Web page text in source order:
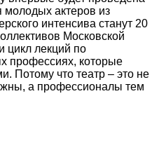
молодых актеров из
интенсива станут 20
Московской
цикл лекций по
профессиях, которые
Потому что театр – это не
а профессионалы тем